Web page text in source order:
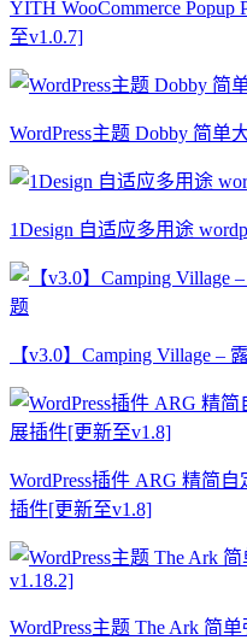
YITH WooCommerce
至v1.0.7]
WordPress主题 Dobby 简单
1Design 自适应多用途
【v3.0】Camping Village –
WordPress插件 ARG 精简
插件[更新至v1.8]
WordPress主题 The Ark 简